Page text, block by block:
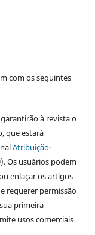
com os seguintes
à revista o
que estará
Atribuição-
Os usuários podem
enlaçar os artigos
requerer permissão
primeira
usos comerciais